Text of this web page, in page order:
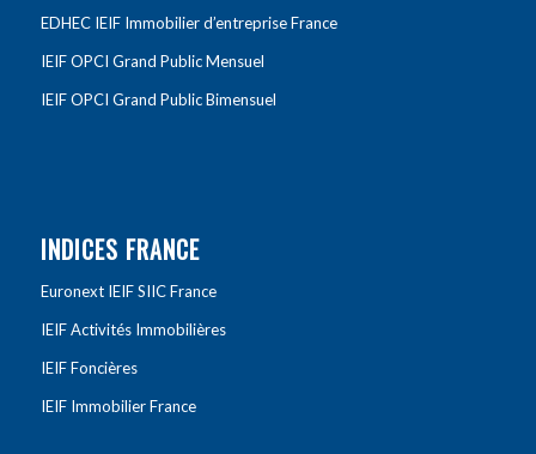
EDHEC IEIF Immobilier d’entreprise France
IEIF OPCI Grand Public Mensuel
IEIF OPCI Grand Public Bimensuel
INDICES FRANCE
Euronext IEIF SIIC France
IEIF Activités Immobilières
IEIF Foncières
IEIF Immobilier France